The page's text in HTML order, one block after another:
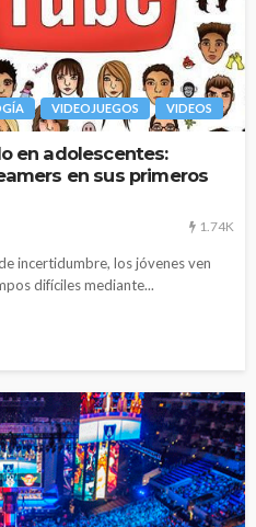
VIDEOJUEGOS VIDEOS
en adolescentes:
en sus primeros
1.74K
incertidumbre, los jóvenes ven
difíciles mediante...